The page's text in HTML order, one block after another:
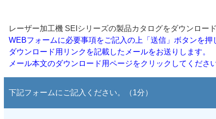
レーザー加工機 SEIシリーズの製品カタログをダウンロー
WEBフォームに必要事項をご記入の上「送信」ボタンを押
ダウンロード用リンクを記載したメールをお送りします。
メール本文のダウンロード用ページをクリックしてください
下記フォームにご記入ください。（1分）